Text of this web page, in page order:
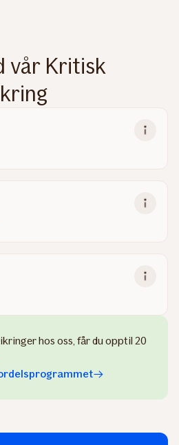
vår Kritisk
hos oss, får du opptil 20